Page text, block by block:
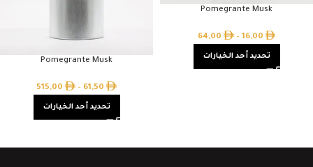
Pomegrante Musk
16,00
–
64,00
تحديد أحد الخيارات Pomegrante Musk
61,50
–
515,00
تحديد أحد الخيارات